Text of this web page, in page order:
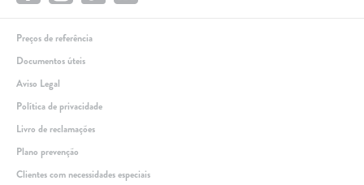
Preços de referência
Documentos úteis
Aviso Legal
Política de privacidade
Livro de reclamações
Plano prevenção
Clientes com necessidades especiais